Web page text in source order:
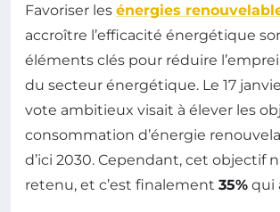
Favoriser les énergies
accroître l’efficacité énergétique
éléments clés pour réduire
du secteur énergétique. Le 17
vote ambitieux visait à élever les
consommation d’énergie
d’ici 2030. Cependant, cet objectif
retenu, et c’est finalement 35% qui